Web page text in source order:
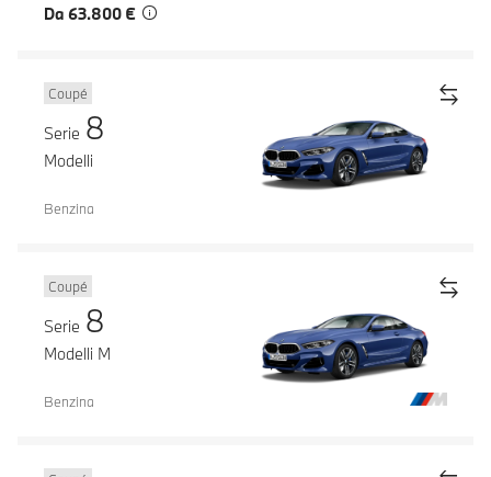
Da 63.800 €
Coupé
Serie 8
Modelli
Benzina
Coupé
Serie 8
Modelli M
Benzina